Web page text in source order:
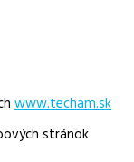
www.techam.sk
stránok